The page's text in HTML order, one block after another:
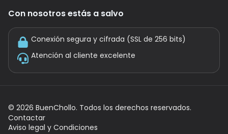
Con nosotros estás a salvo
Conexión segura y cifrada (SSL de 256 bits)
Atención al cliente excelente
© 2026 BuenChollo. Todos los derechos reservados.
Contactar
Aviso legal y Condiciones